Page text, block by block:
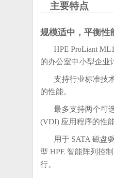
主要特点
规模适中，平衡性
HPE ProLiant
的办公室中小型企业
支持行业标准技
的性能。
最多支持两个可
(VDI) 应用程序的性
用于 SATA 磁盘
型 HPE 智能阵列控
行。